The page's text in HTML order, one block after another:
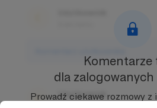
Użytkownik
Komentarze
dla
Prowadź ciekawe rozmowy